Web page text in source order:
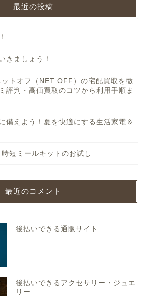
最近の投稿
きましょう！
ットオフ（NET OFF）の宅配買取を徹
評判・高価買取のコツから利用手順ま
備えよう！夏を快適にする生活家電＆
時短ミールキットのお試し
最近のコメント
後払いできる通販サイト
後払いできるアクセサリー・ジュエ
リー